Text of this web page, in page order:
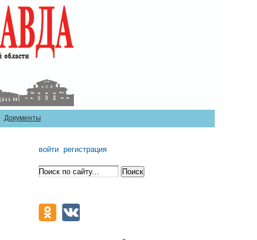
Документы
войти регистрация